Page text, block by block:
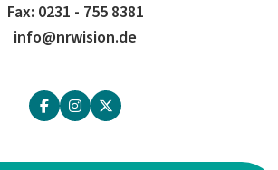
Fax: 0231 - 755 8381
info@nrwision.de